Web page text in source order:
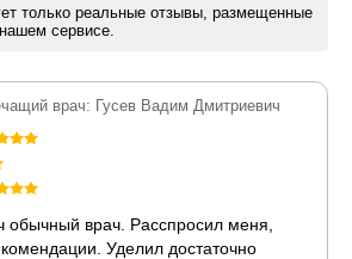
только реальные отзывы, размещенные
сервисе.
врач: Гусев Вадим Дмитриевич
обычный врач. Расспросил меня,
Уделил достаточно